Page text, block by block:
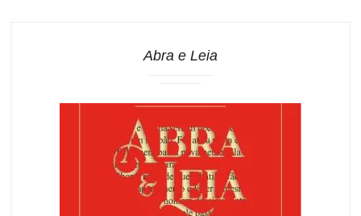
Abra e Leia